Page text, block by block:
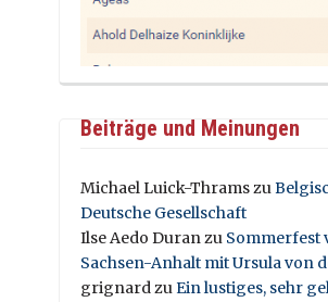
Beiträge und Meinungen
Michael Luick-Thramszu
Deutsche Gesellschaft
Ilse Aedo Duranzu Sommerfest
Sachsen-Anhalt mit Ursula von
grignardzuEin lustiges, sehr